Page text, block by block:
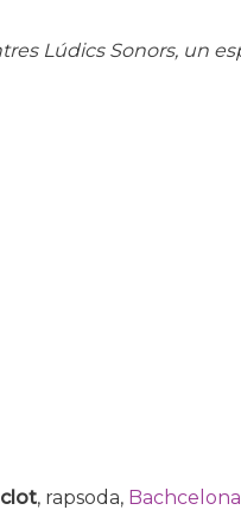
Lúdics Sonors, un
, rapsoda,